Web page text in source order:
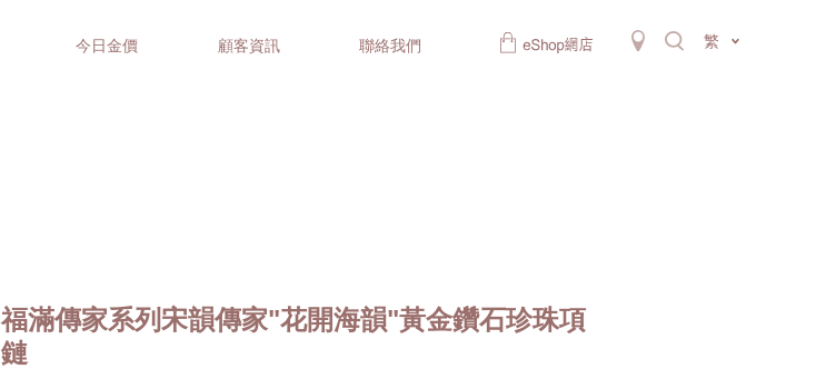
今日金價 顧客資訊 聯絡我們 繁
福滿傳家系列宋韻傳家"花開海韻"黃金鑽石珍珠項
鏈